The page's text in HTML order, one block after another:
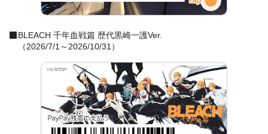
BLEACH 千年血戦篇 歴代黒崎一護Ver.
（2026/7/1～2026/10/31）